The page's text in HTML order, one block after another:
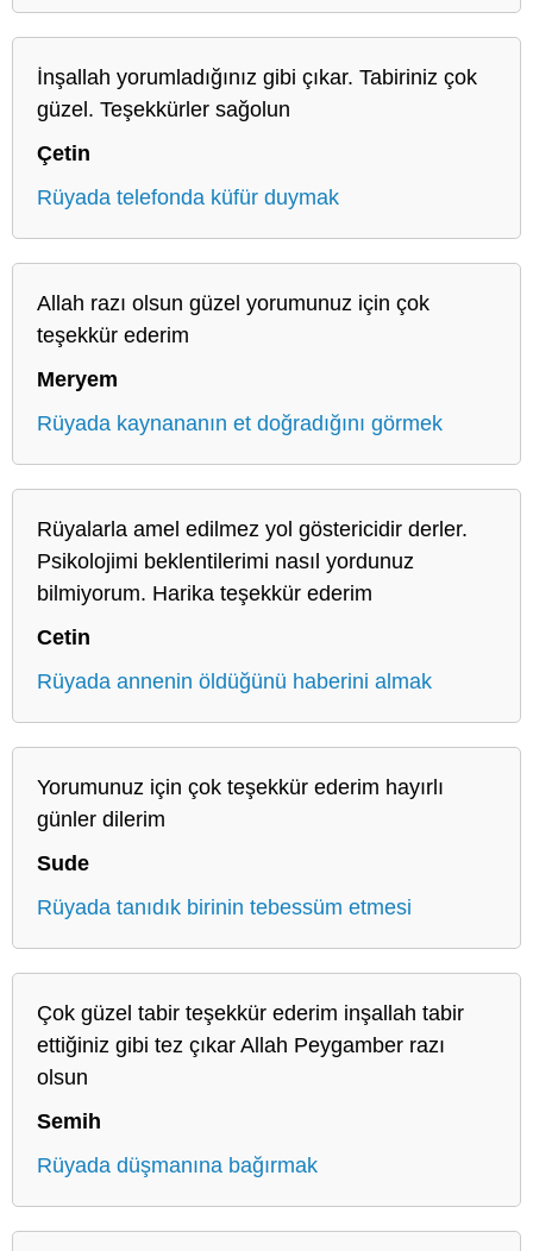
İnşallah yorumladığınız gibi çıkar. Tabiriniz çok
güzel. Teşekkürler sağolun
Çetin
Rüyada telefonda küfür duymak
Allah razı olsun güzel yorumunuz için çok
teşekkür ederim
Meryem
Rüyada kaynananın et doğradığını görmek
Rüyalarla amel edilmez yol göstericidir derler.
Psikolojimi beklentilerimi nasıl yordunuz
bilmiyorum. Harika teşekkür ederim
Cetin
Rüyada annenin öldüğünü haberini almak
Yorumunuz için çok teşekkür ederim hayırlı
günler dilerim
Sude
Rüyada tanıdık birinin tebessüm etmesi
Çok güzel tabir teşekkür ederim inşallah tabir
ettiğiniz gibi tez çıkar Allah Peygamber razı
olsun
Semih
Rüyada düşmanına bağırmak